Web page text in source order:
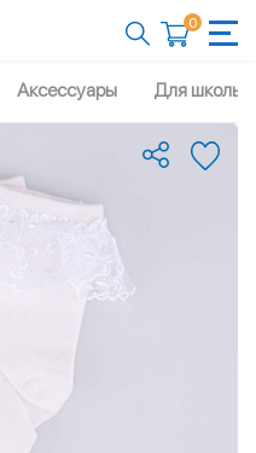
0
Аксессуары Для школы